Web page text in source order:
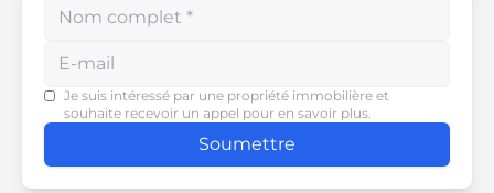
Enter your phone number
Je suis intéressé par une propriété immobilière et
souhaite recevoir un appel pour en savoir plus.
Soumettre